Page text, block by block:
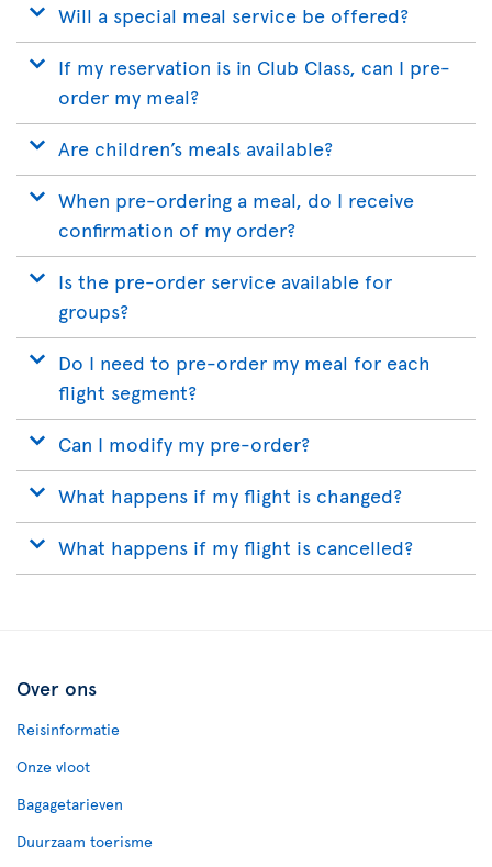
Will a special meal service be offered?
If my reservation is in Club Class, can I pre-
order my meal?
Are children’s meals available?
When pre-ordering a meal, do I receive
confirmation of my order?
Is the pre-order service available for
groups?
Do I need to pre-order my meal for each
flight segment?
Can I modify my pre-order?
What happens if my flight is changed?
What happens if my flight is cancelled?
Over ons
Reisinformatie
Onze vloot
Bagagetarieven
Duurzaam toerisme